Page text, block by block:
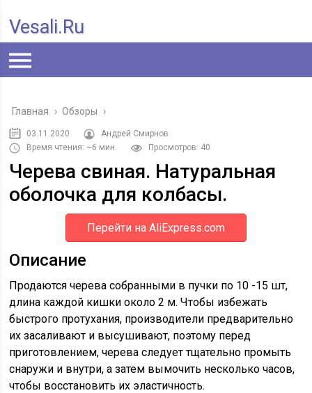
Vesali.ru
Главная › Обзоры ›
03.11.2020
Андрей Смирнов
Время чтения: ~6 мин.
Просмотров: 40
Черева свиная. Натуральная
оболочка для колбасы.
Перейти на AliExpress.com
Описание
Продаются черева собранными в пучки по 10 -15 шт,
длина каждой кишки около 2 м. Чтобы избежать
быстрого протухания, производители предварительно
их засаливают и высушивают, поэтому перед
приготовлением, черева следует тщательно промыть
снаружи и внутри, а затем вымочить несколько часов,
чтобы восстановить их эластичность.